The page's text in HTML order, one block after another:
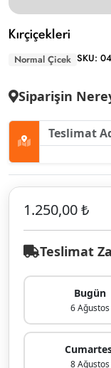
Kırçiçekleri
Normal Çicek SKU:
Siparişin
1.250,00 ₺
Teslimat
Bugün
6 Ağustos
8 Ağustos